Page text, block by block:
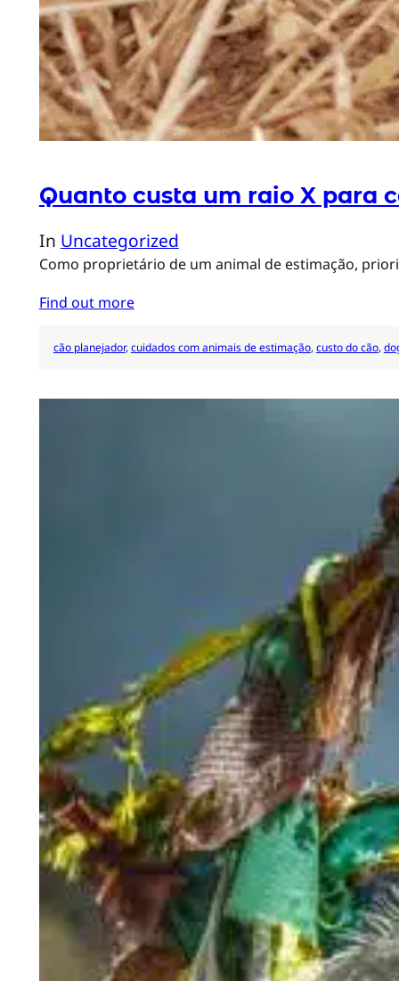
Quanto custa um raio X para
In Uncategorized
Como proprietário de um animal de estimação,
Find out more
cão planejador, cuidados com animais de estimação, custo do cão,